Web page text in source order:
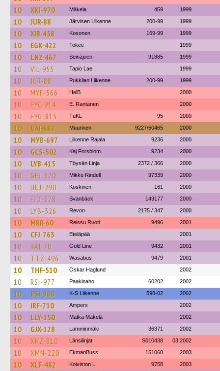
10 XKI-970 Mäkela 459 1999
10 JUR-88 Järvisen Liikenne 200-99 1999
10 XIB-458 Kosonen 169-99 1999
10 EGK-422 Tokee 1999
10 LNZ-467 Seinäjoen 91885 1999
10 VIL-955 Tapio Lae 1999
10 JUR-88 Pukkilan Liikenne 200-99 1999
10 MYF-566 HelB 2000
10 EYC-914 E. Rantanen 2000
10 EYG-815 TuKL 95 2000
10 UAI-682 Muurinen 9227/50465 2000
10 MYB-697 Liikenne Rajala 9236 2000
10 GCS-502 Kaj Forsblom 9234 2000
10 LYB-415 Töysän Linja 2372 / 366 2000
10 GEJ-370 Mikko Rindell 97339 2000
10 UUJ-290 Koskinen 161 2000
10 FJO-378 Svanbäck 149177 2000
10 LYB-326 Revon 2175 / 347 2000
10 MRR-60 Reissu Ruoti 9496 2001
10 CFJ-763 Eteläpää 2001
10 RAI-70 Gold Line 9432 2001
10 TTZ-496 Wasabus 9479 2001
10 THF-510 Oskar Haglund 2002
10 RSI-977 Paakinaho 60202 2002
10 RSI-960 K-S Liikenne 598-02 2002
10 IRF-710 Ampers 2002
10 LLY-150 Matka Mäkelä 2002
10 GJX-128 Lamminmäki 36371 2002
10 XHZ-810 Länsilinjat S010438 03.2002
10 XMN-220 EkmanBuss 151060 2003
10 XLF-482 Koiviston L 9758 2003